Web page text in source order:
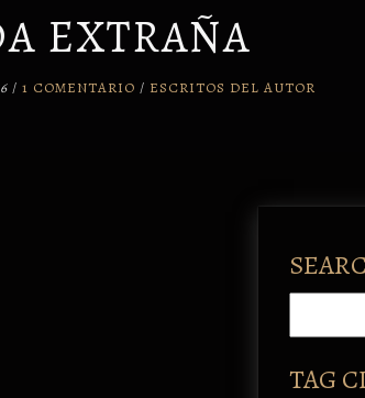
EXTRAÑA
/ 1 COMENTARIO / ESCRITOS DEL AUTOR
TAG